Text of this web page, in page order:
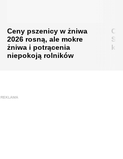
Ceny pszenicy w żniwa
2026 rosną, ale mokre
żniwa i potrącenia
niepokoją rolników
REKLAMA